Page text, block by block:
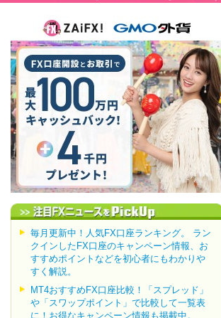
毎月更新中！人気FX口座ランキング。 ラン
クインしたFX口座のキャンペーン情報、お
すすめポイントなどを初心者にもわかりや
すく解説。
MT4おすすめFX口座比較！「スプレッド」
や「スワップポイント」で比較して一覧表
に！お得なキャンペーン情報も掲載中。